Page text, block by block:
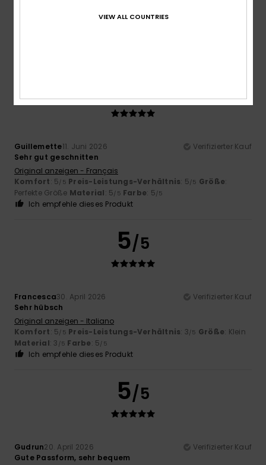
Original anzeigen - Dutch
5/5
Guillemette11. Juni 2026
Verifizierter Kauf
Sehr gut geschnitten
Original anzeigen - Français
Komfort: 5/5 Preis-Leistungs-Verhältnis: 5/5 Größe:
Perfekte Größe Material: 5/5 Farbe: 5/5
Ich empfehle dieses Produkt
5/5
Francesca30. April 2026
Verifizierter Kauf
Sehr hübsch
Original anzeigen - Italiano
Komfort: 5/5 Preis-Leistungs-Verhältnis: 3/5 Größe: Klein
Material: 3 /5 Farbe: 5/5
Ich empfehle dieses Produkt
5/5
Gudrun20. April 2026
Verifizierter Kauf
Gute Passform, sehr bequem
VIEW ALL COUNTRIES